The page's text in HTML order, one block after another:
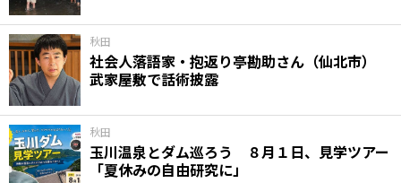
秋田
社会人落語家・抱返り亭勘助さん（仙北市）
武家屋敷で話術披露
秋田
玉川温泉とダム巡ろう ８月１日、見学ツアー
「夏休みの自由研究に」